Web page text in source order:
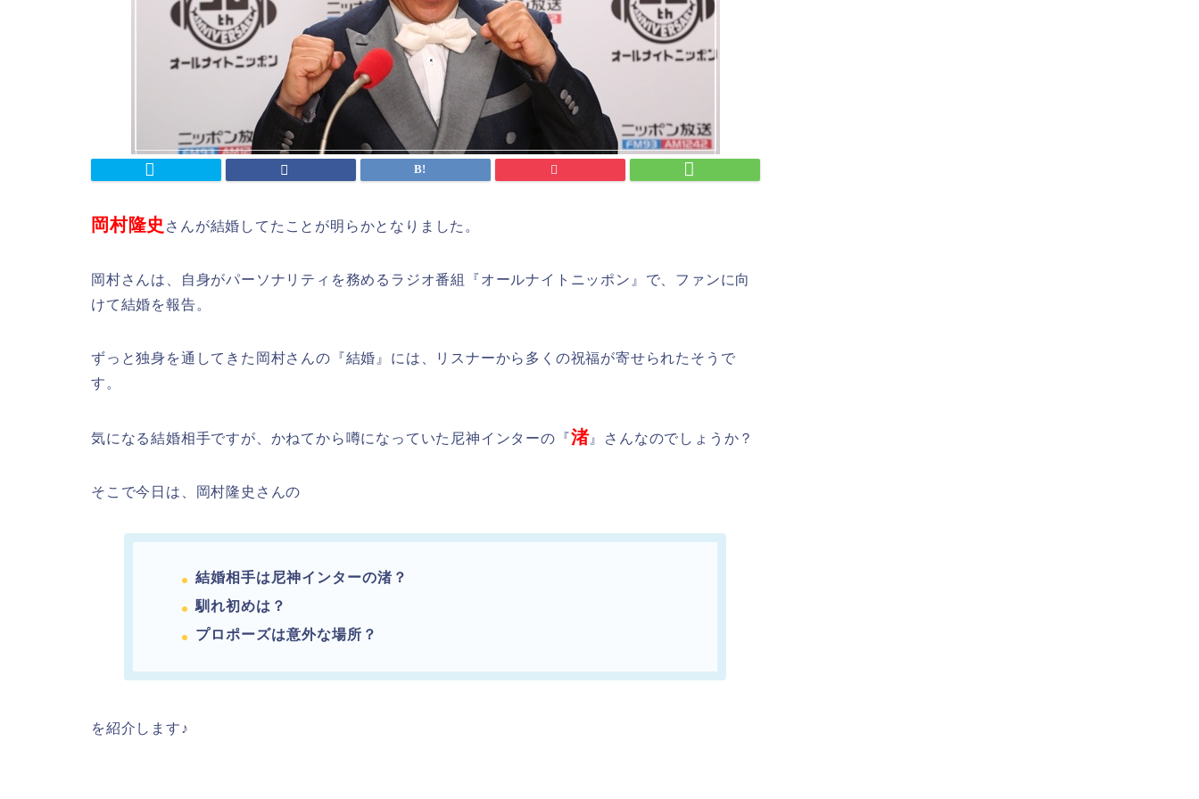
岡村隆史 さんが結婚してたことが明らかとなりました。
岡村さんは、自身がパーソナリティを務めるラジオ番組『オールナイトニッポン』で、ファンに向
けて結婚を報告。
ずっと独身を通してきた岡村さんの『結婚』には、リスナーから多くの祝福が寄せられたそうで
す。
気になる結婚相手ですが、かねてから噂になっていた尼神インターの『渚』さんなのでしょうか？
そこで今日は、岡村隆史さんの
結婚相手は尼神インターの渚？
馴れ初めは？
プロポーズは意外な場所？
を紹介します♪